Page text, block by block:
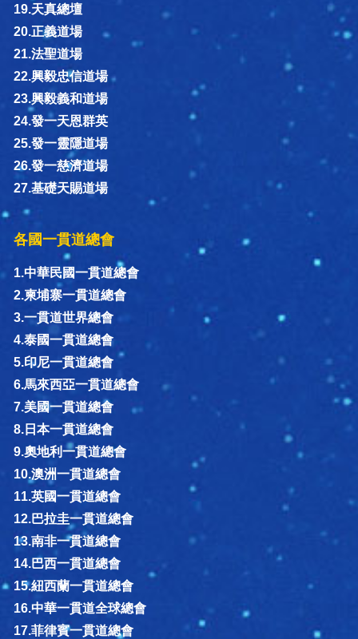
19.天真總壇
20.正義道場
21.法聖道場
22.興毅忠信道場
23.興毅義和道場
24.發一天恩群英
25.發一靈隱道場
26.發一慈濟道場
27.基礎天賜道場
各國一貫道總會
1.中華民國一貫道總會
2.柬埔寨一貫道總會
3.一貫道世界總會
4.泰國一貫道總會
5.印尼一貫道總會
6.馬來西亞一貫道總會
7.美國一貫道總會
8.日本一貫道總會
9.奧地利一貫道總會
10.澳洲一貫道總會
11.英國一貫道總會
12.巴拉圭一貫道總會
13.南非一貫道總會
14.巴西一貫道總會
15.紐西蘭一貫道總會
16.中華一貫道全球總會
17.菲律賓一貫道總會